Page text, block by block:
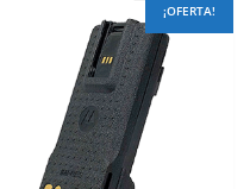
¡OFERTA!